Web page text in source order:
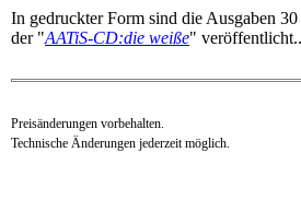
In gedruckter Form sind die Ausgaben
der "AATiS-CD:die weiße" veröffentlicht..
Preisänderungen vorbehalten.
Technische Änderungen jederzeit möglich.